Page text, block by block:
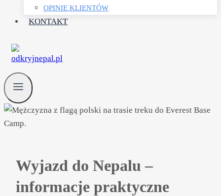
OPINIE KLIENTÓW
KONTAKT
Wyjazd do Nepalu –
informacje praktyczne